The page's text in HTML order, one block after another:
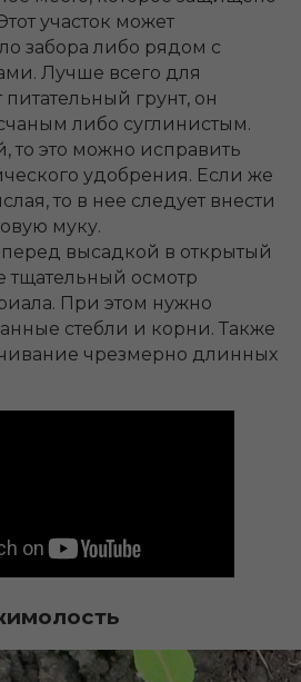
участок может
забора либо рядом с
Лучше всего для
грунт, он
либо суглинистым.
то это можно исправить
удобрения. Если же
то в нее следует внести
муку.
высадкой в открытый
тщательный осмотр
При этом нужно
стебли и корни. Также
чрезмерно длинных